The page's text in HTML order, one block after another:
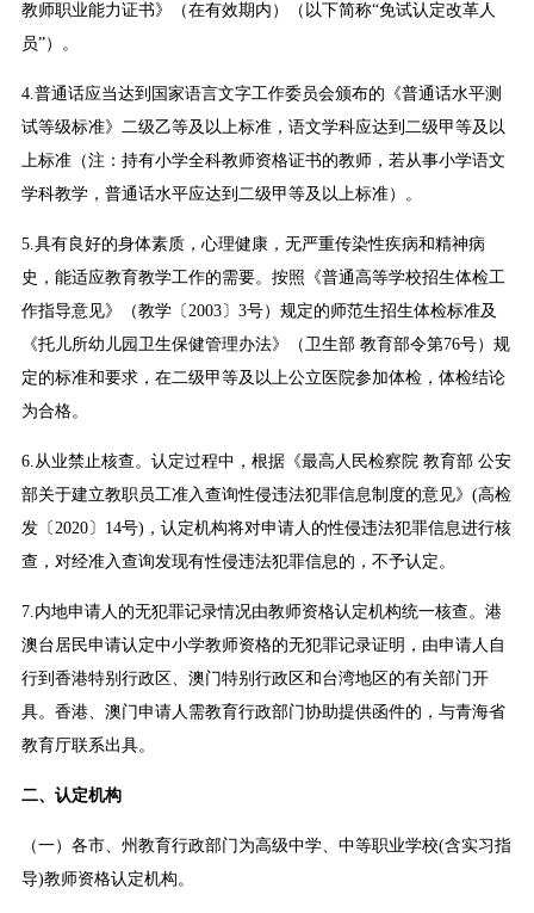
教师职业能力证书》（在有效期内）（以下简称“免试认定改革人
员”）。
4.普通话应当达到国家语言文字工作委员会颁布的《普通话水平测
试等级标准》二级乙等及以上标准，语文学科应达到二级甲等及以
上标准（注：持有小学全科教师资格证书的教师，若从事小学语文
学科教学，普通话水平应达到二级甲等及以上标准）。
5.具有良好的身体素质，心理健康，无严重传染性疾病和精神病
史，能适应教育教学工作的需要。按照《普通高等学校招生体检工
作指导意见》（教学〔2003〕3号）规定的师范生招生体检标准及
《托儿所幼儿园卫生保健管理办法》（卫生部 教育部令第76号）规
定的标准和要求，在二级甲等及以上公立医院参加体检，体检结论
为合格。
6.从业禁止核查。认定过程中，根据《最高人民检察院 教育部 公安
部关于建立教职员工准入查询性侵违法犯罪信息制度的意见》(高检
发〔2020〕14号)，认定机构将对申请人的性侵违法犯罪信息进行核
查，对经准入查询发现有性侵违法犯罪信息的，不予认定。
7.内地申请人的无犯罪记录情况由教师资格认定机构统一核查。港
澳台居民申请认定中小学教师资格的无犯罪记录证明，由申请人自
行到香港特别行政区、澳门特别行政区和台湾地区的有关部门开
具。香港、澳门申请人需教育行政部门协助提供函件的，与青海省
教育厅联系出具。
二、认定机构
（一）各市、州教育行政部门为高级中学、中等职业学校(含实习指
导)教师资格认定机构。